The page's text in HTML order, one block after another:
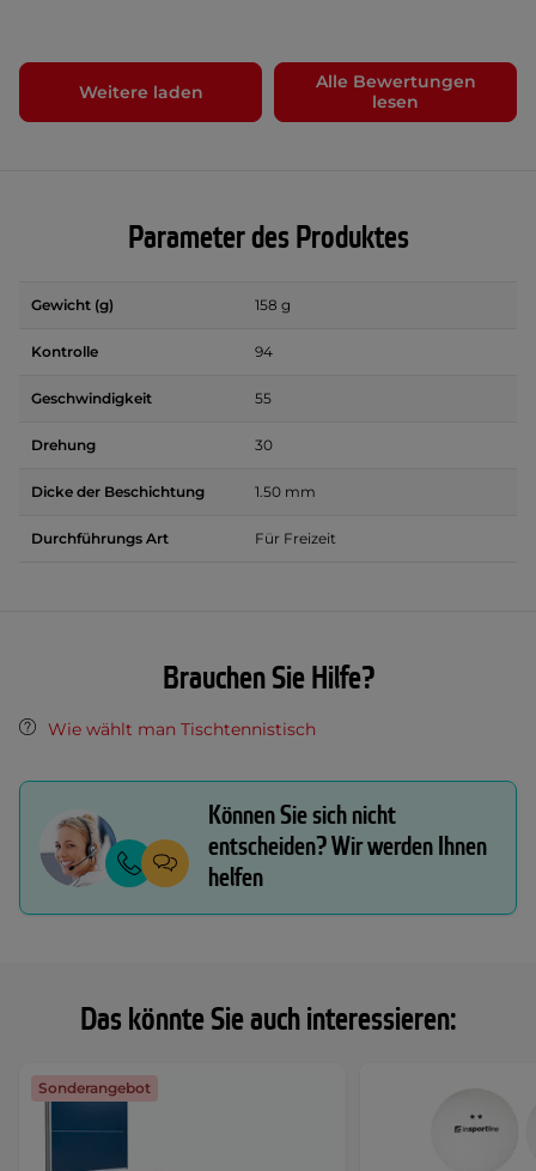
Das könnte Sie auch interessieren:
Sonderangebot
Weitere laden
Alle Bewertungen
lesen
Parameter des Produktes
Gewicht (g) 158 g
Kontrolle 94
Geschwindigkeit 55
Drehung 30
Dicke der Beschichtung 1.50 mm
Durchführungs Art Für Freizeit
Brauchen Sie Hilfe?
Wie wählt man Tischtennistisch
Können Sie sich nicht
entscheiden? Wir werden Ihnen
helfen